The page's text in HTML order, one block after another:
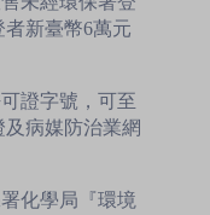
新臺幣6萬元
證字號，可至
病媒防治業網
化學局『環境